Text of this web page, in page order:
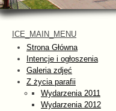
ICE_MAIN_MENU
Strona Główna
Intencje i ogłoszenia
Galeria zdjęć
Z życia parafii
Wydarzenia 2011
Wydarzenia 2012